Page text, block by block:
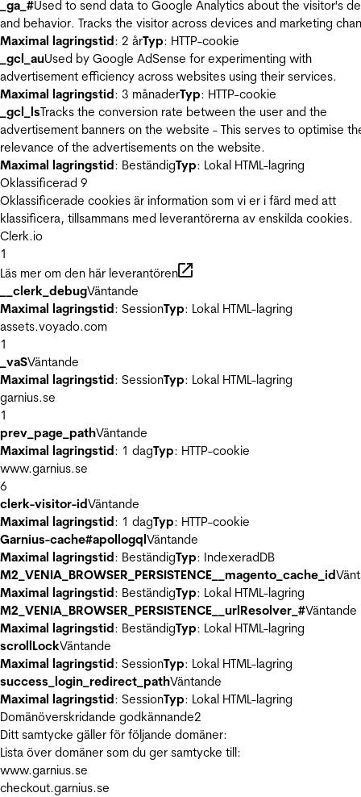
_ga_#Used to send data to Google Analytics about the visitor's
and behavior. Tracks the visitor across devices and marketing
Maximal lagringstid: 2 årTyp: HTTP-cookie
_gcl_auUsed by Google AdSense for experimenting with
advertisement efficiency across websites using their services.
Maximal lagringstid: 3 månaderTyp: HTTP-cookie
_gcl_lsTracks the conversion rate between the user and the
advertisement banners on the website - This serves to optimise
relevance of the advertisements on the website.
Maximal lagringstid: BeständigTyp: Lokal HTML-lagring
Oklassificerad 9
Oklassificerade cookies är information som vi er i färd med att
klassificera, tillsammans med leverantörerna av enskilda cookies.
Clerk.io
1
Läs mer om den här leverantören
__clerk_debugVäntande
Maximal lagringstid: SessionTyp: Lokal HTML-lagring
assets.voyado.com
1
_vaSVäntande
Maximal lagringstid: SessionTyp: Lokal HTML-lagring
garnius.se
1
prev_page_pathVäntande
Maximal lagringstid: 1 dagTyp: HTTP-cookie
www.garnius.se
6
clerk-visitor-idVäntande
Maximal lagringstid: 1 dagTyp: HTTP-cookie
Garnius-cache#apollogqlVäntande
Maximal lagringstid: BeständigTyp: IndexeradDB
M2_VENIA_BROWSER_PERSISTENCE__magento_cache_id
Maximal lagringstid: BeständigTyp: Lokal HTML-lagring
M2_VENIA_BROWSER_PERSISTENCE__urlResolver_#Väntande
Maximal lagringstid: BeständigTyp: Lokal HTML-lagring
scrollLockVäntande
Maximal lagringstid: SessionTyp: Lokal HTML-lagring
success_login_redirect_pathVäntande
Maximal lagringstid: SessionTyp: Lokal HTML-lagring
Domänöverskridande godkännande2
Ditt samtycke gäller för följande domäner:
Lista över domäner som du ger samtycke till:
www.garnius.se
checkout.garnius.se